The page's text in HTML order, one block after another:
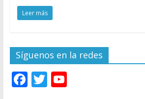
Leer más
Síguenos en la redes
F T Y